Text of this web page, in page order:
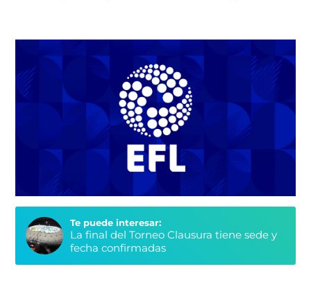
Te puede interesar:
La final del Torneo Clausura tiene sede y
fecha confirmadas